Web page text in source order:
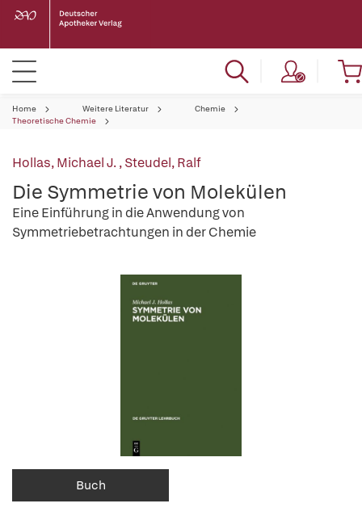
Home Weitere Literatur
Chemie
Theoretische Chemie
Hollas, Michael J.,Steudel, Ralf
Die Symmetrie von Molekülen
Eine Einführung in die Anwendung von
Symmetriebetrachtungen in der Chemie
Buch